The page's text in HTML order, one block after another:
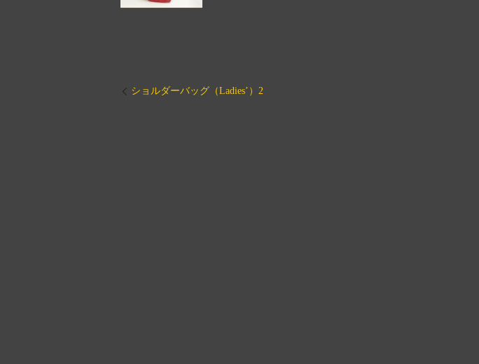
ショルダーバッグ（Ladies’）2